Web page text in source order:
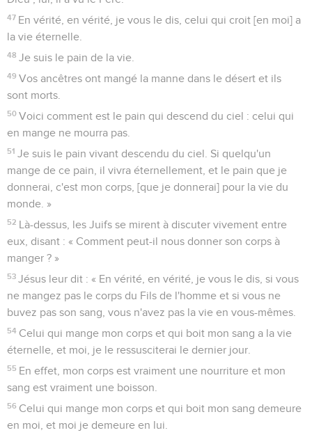
47 En vérité, en vérité, je vous le dis, celui qui croit [en moi] a
la vie éternelle.
48 Je suis le pain de la vie.
49 Vos ancêtres ont mangé la manne dans le désert et ils
sont morts.
50 Voici comment est le pain qui descend du ciel : celui qui
en mange ne mourra pas.
51 Je suis le pain vivant descendu du ciel. Si quelqu'un
mange de ce pain, il vivra éternellement, et le pain que je
donnerai, c'est mon corps, [que je donnerai] pour la vie du
monde. »
52 Là-dessus, les Juifs se mirent à discuter vivement entre
eux, disant : « Comment peut-il nous donner son corps à
manger ? »
53 Jésus leur dit : « En vérité, en vérité, je vous le dis, si vous
ne mangez pas le corps du Fils de l'homme et si vous ne
buvez pas son sang, vous n'avez pas la vie en vous-mêmes.
54 Celui qui mange mon corps et qui boit mon sang a la vie
éternelle, et moi, je le ressusciterai le dernier jour.
55 En effet, mon corps est vraiment une nourriture et mon
sang est vraiment une boisson.
56 Celui qui mange mon corps et qui boit mon sang demeure
en moi, et moi je demeure en lui.